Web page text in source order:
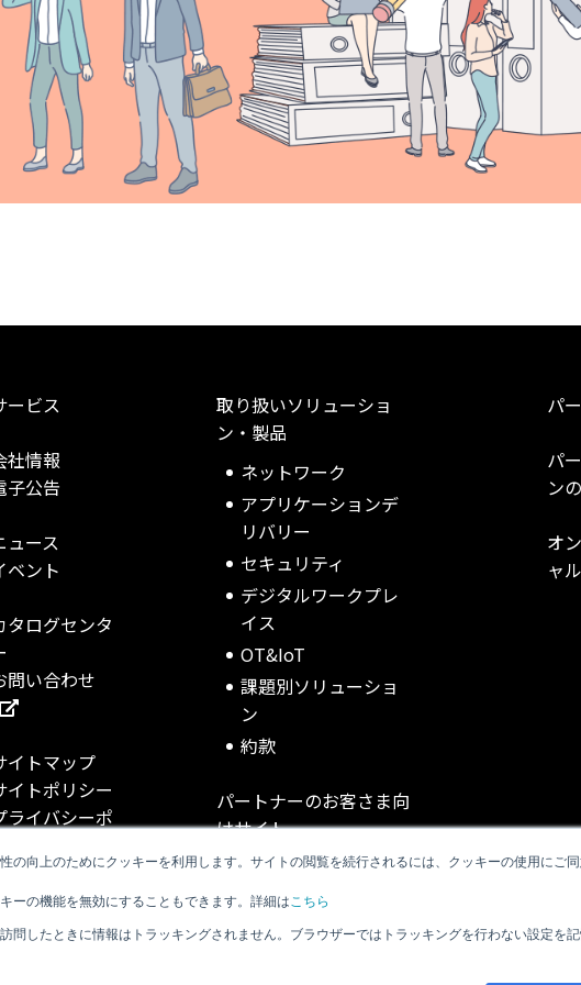
の向上のためにクッキーを利用します。サイトの閲覧を続行されるには、クッキーの使用にご
ーの機能を無効にすることもできます。詳細は こちら
問したときに情報はトラッキングされません。ブラウザーではトラッキングを行わない設定を
ービス
社情報
子公告
ュース
ベント
タログセンタ
問い合わせ
イトマップ
イトポリシー
ライバシーポ
取り扱いソリューショ
ン・製品
ネットワーク
アプリケーションデ
リバリー
セキュリティ
デジタルワークプレ
イス
OT&IoT
課題別ソリューショ
ン
約款
パートナーのお客さま向
けサイト
NOP TECH INFO
TSUMUKA v2
Net One cUstnet
パ
パ
ン
オ
ャ